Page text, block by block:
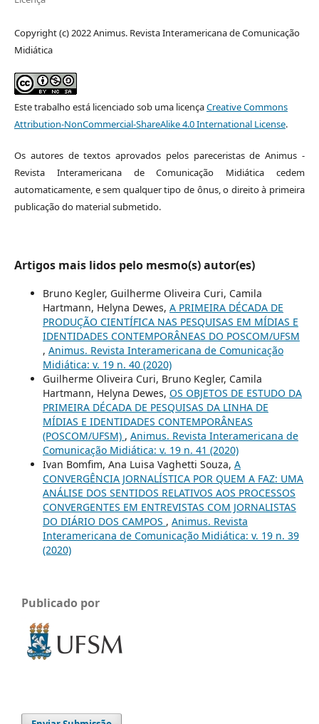
Copyright (c) 2022 Animus. Revista Interamericana de Comunicação
Midiática
Este trabalho está licenciado sob uma licençaCreative Commons
Attribution-NonCommercial-ShareAlike 4.0 International License.
Os autores de textos aprovados pelos pareceristas de Animus -
Revista Interamericana de Comunicação Midiática cedem
automaticamente, e sem qualquer tipo de ônus, o direito à primeira
publicação do material submetido.
Artigos mais lidos pelo mesmo(s) autor(es)
Bruno Kegler, Guilherme Oliveira Curi, Camila
Hartmann, Helyna Dewes, A PRIMEIRA DÉCADA DE
PRODUÇÃO CIENTÍFICA NAS PESQUISAS EM MÍDIAS E
IDENTIDADES CONTEMPORÂNEAS DO POSCOM/UFSM
, Animus. Revista Interamericana de Comunicação
Midiática: v. 19 n. 40 (2020)
Guilherme Oliveira Curi, Bruno Kegler, Camila
Hartmann, Helyna Dewes, OS OBJETOS DE ESTUDO DA
PRIMEIRA DÉCADA DE PESQUISAS DA LINHA DE
MÍDIAS E IDENTIDADES CONTEMPORÂNEAS
(POSCOM/UFSM) , Animus. Revista Interamericana de
Comunicação Midiática: v. 19 n. 41 (2020)
Ivan Bomfim, Ana Luisa Vaghetti Souza, A
CONVERGÊNCIA JORNALÍSTICA POR QUEM A FAZ: UMA
ANÁLISE DOS SENTIDOS RELATIVOS AOS PROCESSOS
CONVERGENTES EM ENTREVISTAS COM JORNALISTAS
DO DIÁRIO DOS CAMPOS , Animus. Revista
Interamericana de Comunicação Midiática: v. 19 n. 39
(2020)
Publicado por